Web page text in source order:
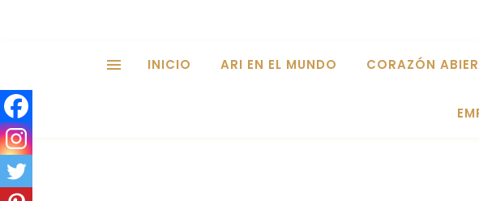
INICIO ARI EN EL MUNDO CORAZÓN